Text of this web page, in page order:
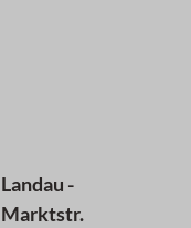
Landau -
Marktstr.